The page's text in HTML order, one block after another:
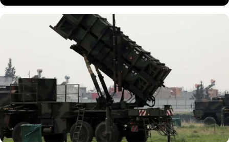
Milli Savunma Bakanlığı’ndan Patriotlarla
ilgili açıklama geldi. Açıklamada, “NATO
tarafından görevlendirilen ilave 2 Patriot
sisteminden biri Almanya tarafından
değiştirilecek” ifadeleri kullanıldı.